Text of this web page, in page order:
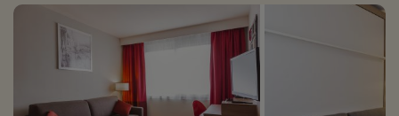
› Tarifs : Plein tarif : à partir de 8€, tarif réduit : à partir de 5€
› Entrée gratuite pour les - 18 ans